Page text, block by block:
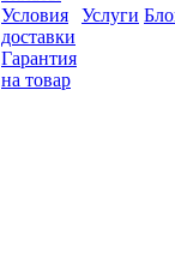
Условия
доставки
Гарантия
на товар
Услуги